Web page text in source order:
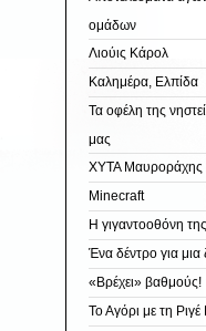
ομάδων
Λιούις Κάρολ
Καλημέρα, Ελπίδα
Τα οφέλη της
μας
ΧΥΤΑ Μαυροράχης
Minecraft
Η γιγαντοοθόνη
Ένα δέντρο για μια
«Βρέχει» βαθμούς!
Το Αγόρι με τη